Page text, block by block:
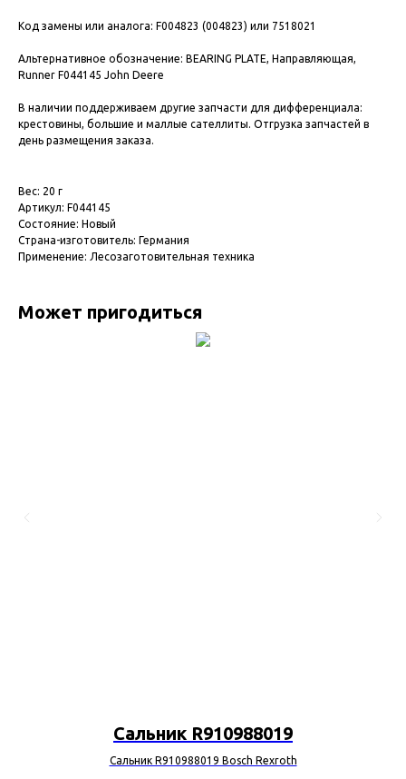
Код замены или аналога: F004823 (004823) или 7518021
Альтернативное обозначение: BEARING PLATE, Направляющая,
Runner F044145 John Deere
В наличии поддерживаем другие запчасти для дифференциала:
крестовины, большие и маллые сателлиты. Отгрузка запчастей в
день размещения заказа.
Вес: 20 г
Артикул: F044145
Состояние: Новый
Страна-изготовитель: Германия
Применение: Лесозаготовительная техника
Может пригодиться
Сальник R910988019
Сальник R910988019 Bosch Rexroth